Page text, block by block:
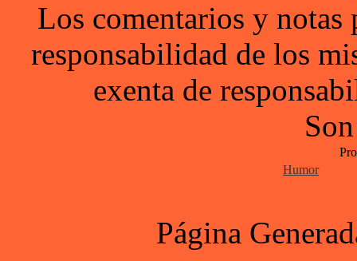
Los comentarios y notas
responsabilidad de los
exenta de
Humor
Página